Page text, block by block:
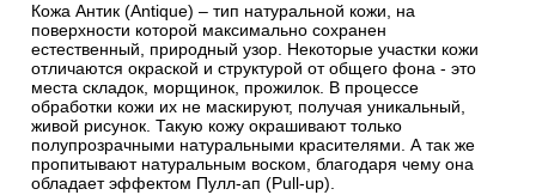
Кожа Антик (Antique) – тип натуральной кожи, на
поверхности которой максимально сохранен
естественный, природный узор. Некоторые участки кожи
отличаются окраской и структурой от общего фона - это
места складок, морщинок, прожилок. В процессе
обработки кожи их не маскируют, получая уникальный,
живой рисунок. Такую кожу окрашивают только
полупрозрачными натуральными красителями. А так же
пропитывают натуральным воском, благодаря чему она
обладает эффектом Пулл-ап (Pull-up).